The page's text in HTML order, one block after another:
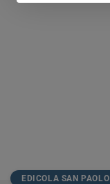
Pubblicità
EDICOLA SAN PAOLO